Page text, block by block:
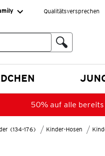
Qualitätsversprechen
50% auf alle
(134-176) Kinder-Hosen